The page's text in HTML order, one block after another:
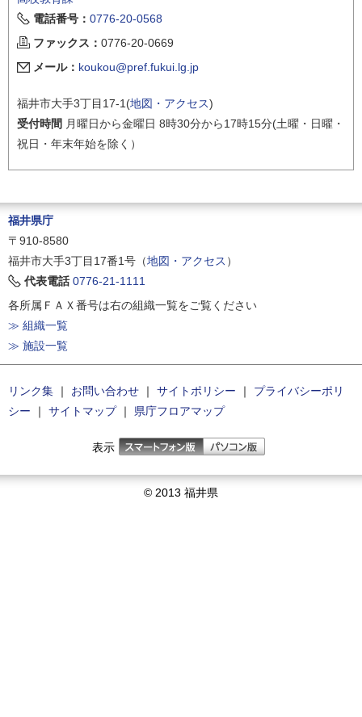
電話番号： 0776-20-0568
ファックス： 0776-20-0669
メール： koukou@pref.fukui.lg.jp
福井市大手3丁目17-1(地図・アクセス)
受付時間 月曜日から金曜日 8時30分から17時15分(土曜・日曜・
祝日・年末年始を除く）
福井県庁
〒910-8580
福井市大手3丁目17番1号（地図・アクセス ）
代表電話 0776-21-1111
各所属ＦＡＸ番号は右の組織一覧をご覧ください
≫ 組織一覧
≫ 施設一覧
リンク集 ｜ お問い合わせ ｜ サイトポリシー ｜
プライバシーポリ
シー ｜ サイトマップ｜ 県庁フロアマップ
表示
© 2013 福井県